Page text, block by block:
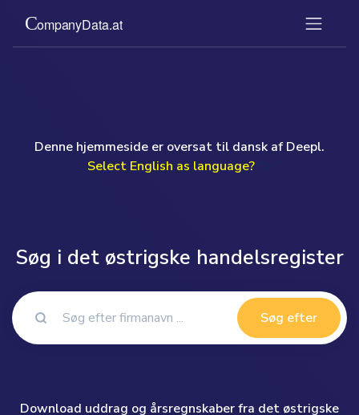
Denne hjemmeside er oversat til dansk af Deepl.
Select English as language?
Søg i det østrigske handelsregister
Søg efter
Download uddrag og årsregnskaber fra det østrigske